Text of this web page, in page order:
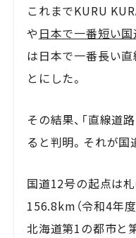
これまでKURU
や日本で一番短い国
は日本で一番長い
とにした。
その結果、「直線道
ると判明。それが国
国道12号の起点は
156.8km（令和4年
北海道第1の都市と